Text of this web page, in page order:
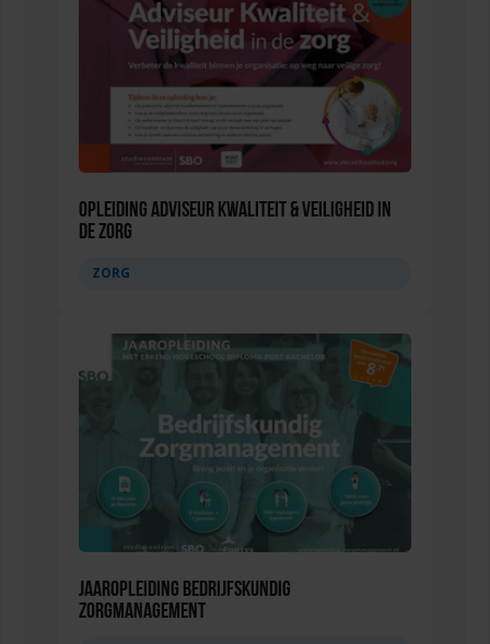
Opleiding Adviseur Kwaliteit & Veiligheid in
de zorg
ZORG
Jaaropleiding Bedrijfskundig
Zorgmanagement